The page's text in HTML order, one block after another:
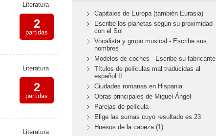
Literatura
2
partidas
Literatura
2
partidas
Literatura
Capitales de Europa (también Eurasia)
Escribe los planetas según su proximidad
con el Sol
Vocalista y grupo musical - Escribe sus
nombres
Modelos de coches - Escribe su fabricante
Títulos de películas mal traducidas al
español II
Ciudades romanas en Hispania
Obras principales de Miguel Ángel
Parejas de película
Elige las sumas cuyo resultado es 23
Huesos de la cabeza (1)